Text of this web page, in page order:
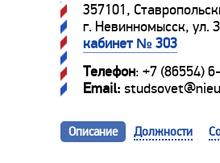
357101,
г. Невинномысск, ул.
кабинет № 303
Телефон: +7 (86554)
Email:
Описание Должности